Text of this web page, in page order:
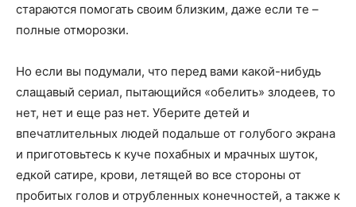
стараются помогать своим близким, даже если те –
полные отморозки.
Но если вы подумали, что перед вами какой-нибудь
слащавый сериал, пытающийся «обелить» злодеев, то
нет, нет и еще раз нет. Уберите детей и
впечатлительных людей подальше от голубого экрана
и приготовьтесь к куче похабных и мрачных шуток,
едкой сатире, крови, летящей во все стороны от
пробитых голов и отрубленных конечностей, а также к